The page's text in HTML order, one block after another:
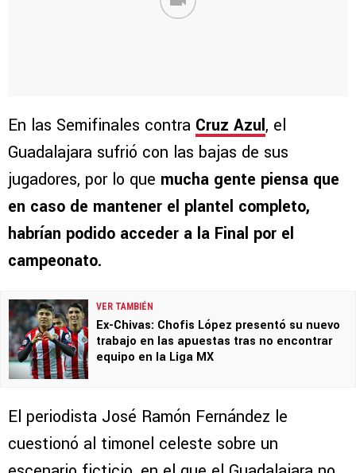
En las Semifinales contra Cruz Azul, el
Guadalajara sufrió con las bajas de sus
jugadores, por lo que mucha gente piensa que
en caso de mantener el plantel completo,
habrían podido acceder a la Final por el
campeonato.
VER TAMBIÉN
Ex-Chivas: Chofis López presentó su nuevo
trabajo en las apuestas tras no encontrar
equipo en la Liga MX
El periodista José Ramón Fernández le
cuestionó al timonel celeste sobre un